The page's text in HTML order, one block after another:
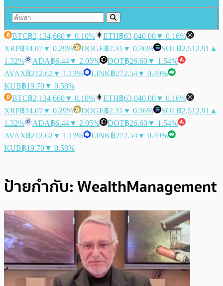
BTC฿2,134,660▼ 0.10% ETH฿63,040.00▼ 0.16%
XRP฿34.07▼ 0.29% DOGE฿2.31 ▼ 0.36% SOL฿2,512.91 ▲
1.32%
ADA฿6.44▼ 2.05% DOT฿26.60▼ 1.54%
AVAX฿212.62 ▼ 1.13% LINK฿272.54▼ 0.49%
KUB฿19.70▼ 0.58%
BTC฿2,134,660▼ 0.10% ETH฿63,040.00▼ 0.16%
XRP฿34.07▼ 0.29% DOGE฿2.31 ▼ 0.36% SOL฿2,512.91 ▲
1.32%
ADA฿6.44▼ 2.05% DOT฿26.60▼ 1.54%
AVAX฿212.62 ▼ 1.13% LINK฿272.54▼ 0.49%
KUB฿19.70▼ 0.58%
ป้ายกำกับ:WealthManagement